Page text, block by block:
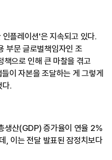
플레이션'은 지속되고 있다.
부문 글로벌책임자인 조
책으로 인해 큰 마찰을 겪고
이 자본을 조달하는 게 그렇게
다.
생산(GDP) 증가율이 연율 2%
, 이는 전달 발표된 잠정치보다